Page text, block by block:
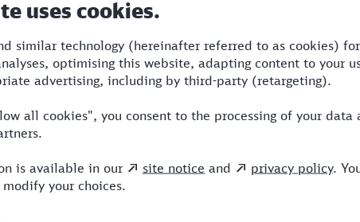
0:37 0 ICE
0:37 0 ICE